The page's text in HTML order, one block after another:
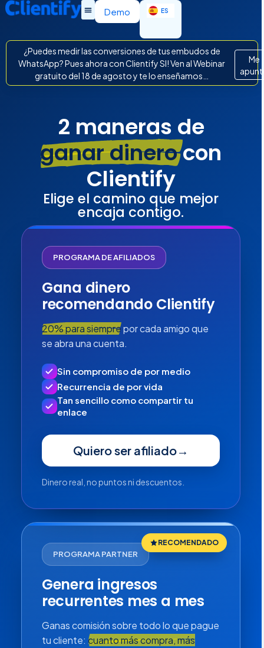
Demo ES
IT
¿Puedes medir las conversiones de tus embudos de
WhatsApp? Pues ahora con Clientify SI! Ven al Webinar
gratuito del 18 de agosto y te lo enseñamos…
Me
2 maneras de
ganar dinerocon
Clientify
Elige el camino que mejor
encaja contigo.
PROGRAMA DE AFILIADOS
Gana dinero
recomendando Clientify
20% para siemprepor cada amigo que
se abra una cuenta.
Sin compromiso de por medio
Recurrencia de por vida
Tan sencillo como compartir tu
enlace
Quiero ser afiliado→
Dinero real, no puntos ni descuentos.
RECOMENDADO
PROGRAMA PARTNER
Genera ingresos
recurrentes mes a mes
Ganas comisión sobre todo lo que pague
tu cliente: cuanto más compra, más